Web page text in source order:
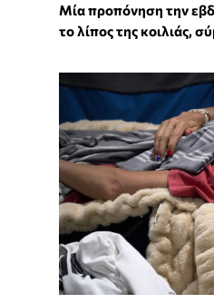
Μία προπόνηση την
το λίπος της κοιλιάς,